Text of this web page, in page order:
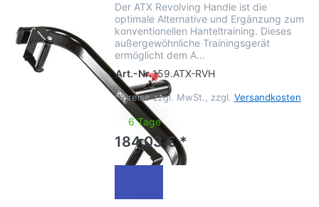
Der ATX Revolving Handle ist die
optimale Alternative und Ergänzung zum
konventionellen Hanteltraining. Dieses
außergewöhnliche Trainingsgerät
ermöglicht dem A…
Art.-Nr.159.ATX-RVH
* Preise zzgl. MwSt., zzgl. Versandkosten
6 Tage
184,03 € *